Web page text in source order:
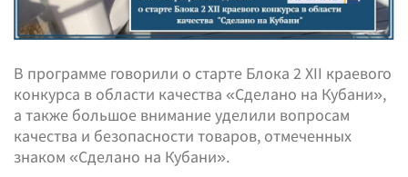
В программе говорили о старте Блока 2 XII краевого
конкурса в области качества «Сделано на Кубани»,
а также большое внимание уделили вопросам
качества и безопасности товаров, отмеченных
знаком «Сделано на Кубани».